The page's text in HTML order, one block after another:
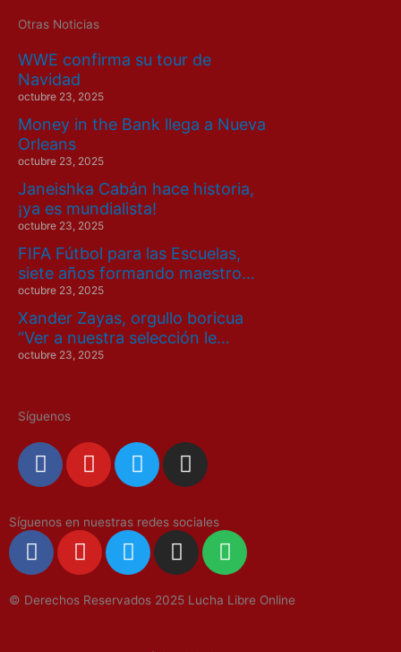
Otras Noticias
WWE confirma su tour de
Navidad
octubre 23, 2025
Money in the Bank llega a Nueva
Orleans
octubre 23, 2025
Janeishka Cabán hace historia,
¡ya es mundialista!
octubre 23, 2025
FIFA Fútbol para las Escuelas,
siete años formando maestro…
octubre 23, 2025
Xander Zayas, orgullo boricua
“Ver a nuestra selección le…
octubre 23, 2025
Síguenos
F
a
e
b
o
k
Y
o
t
u
b
T
w
t
t
e
I
n
t
a
g
a
Síguenos en nuestras redes sociales
F
a
e
Y
o
t
T
w
t
I
n
t
S
p
t
© Derechos Reservados 2025 Lucha Libre Online